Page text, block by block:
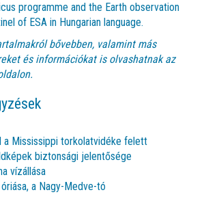
programme and the Earth observation
of ESA in Hungarian language.
bővebben, valamint más
és információkat is olvashatnak az
a Mississippi torkolatvidéke felett
biztonsági jelentősége
vízállása
a Nagy-Medve-tó